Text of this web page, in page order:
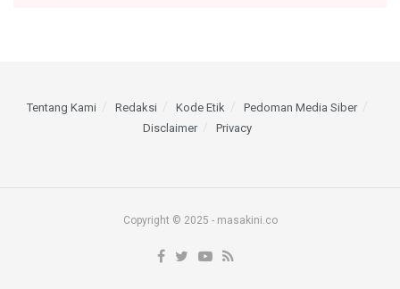
Tentang Kami Redaksi Kode Etik
Pedoman Media Siber
Disclaimer
Privacy
Copyright © 2025 - masakini.co